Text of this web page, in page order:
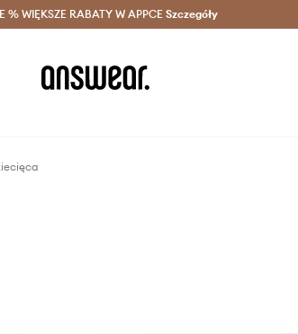
Club > Dostawa nawet w 24h >
% WIĘKSZE RABATY W APPCE Szczegóły